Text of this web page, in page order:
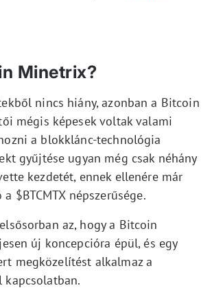
Minetrix?
nincs hiány, azonban a Bitcoin
mégis képesek voltak valami
a blokklánc-technológia
gyűjtése ugyan még csak néhány
kezdetét, ennek ellenére már
$BTCMTX népszerűsége.
az, hogy a Bitcoin
új koncepcióra épül, és egy
megközelítést alkalmaz a
kapcsolatban.